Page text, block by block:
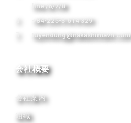
line /6/7/8
+84-225-3 614 329
tuyendung@nakashimavn.com
会社概要
会社案内
組織